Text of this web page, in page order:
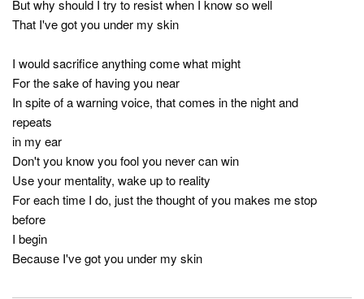
But why should I try to resist when I know so well
That I've got you under my skin
I would sacrifice anything come what might
For the sake of having you near
In spite of a warning voice, that comes in the night and
repeats
in my ear
Don't you know you fool you never can win
Use your mentality, wake up to reality
For each time I do, just the thought of you makes me stop
before
I begin
Because I've got you under my skin